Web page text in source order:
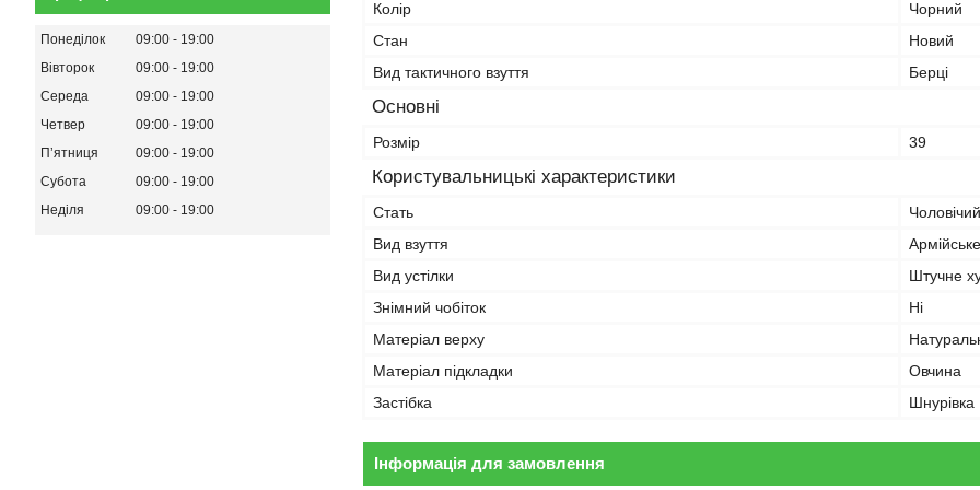
Колір
Чорний
Стан
Новий
Вид тактичного взуття
Берці
Основні
Розмір 39
Користувальницькі характеристики
Стать
Чоловічий
Вид взуття
Вид устілки
Штучне
Знімний чобіток
Ні
Матеріал верху
Матеріал підкладки
Овчина
Застібка
Шнурівка
Інформація для замовлення
Понеділок 09:00
19:00
Вівторок
09:00
19:00
Середа
09:00
19:00
Четвер
09:00
19:00
Пʼятниця
09:00
19:00
Субота
09:00
19:00
Неділя
09:00 19:00